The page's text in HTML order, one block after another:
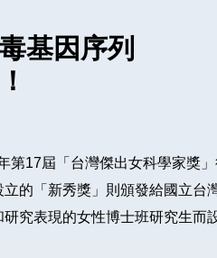
基因序列
17屆「台灣傑出女科學家獎
的「新秀獎」則頒發給國立台
究表現的女性博士班研究生而